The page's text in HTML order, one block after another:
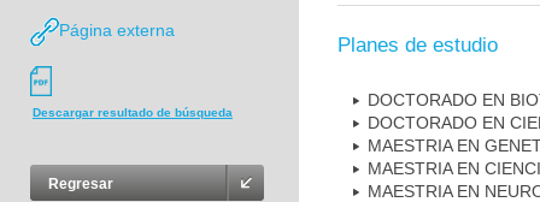
Página externa
Descargar resultado de búsqueda
Regresar
Planes de estudio
DOCTORADO EN
DOCTORADO EN
MAESTRIA EN
MAESTRIA EN
MAESTRIA EN